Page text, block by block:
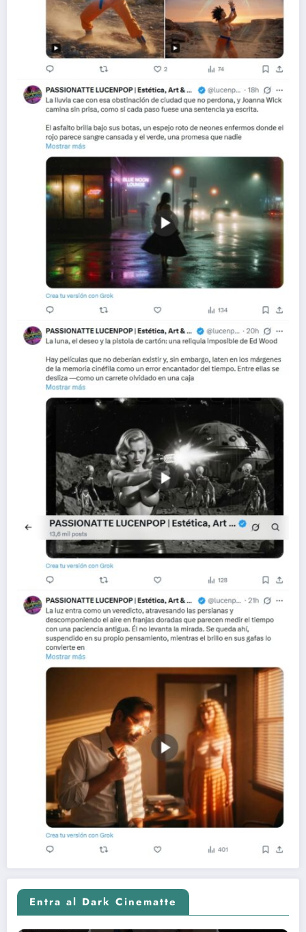
Entra al Dark Cinematte